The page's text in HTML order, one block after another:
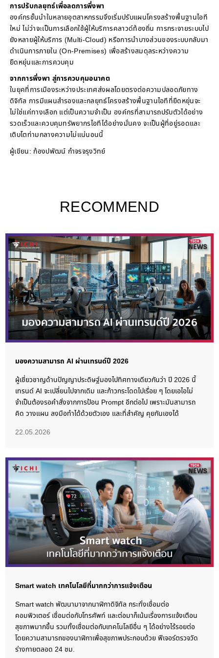
การปรับกลยุทธ์เพื่อลดการพึ่งพา
องค์กรชั้นนำในหลายอุตสาหกรรมจึงเริ่มปรับแผนโครงสร้างพื้นฐานไอที
ใหม่ ไม่ว่าจะเป็นการเลือกใช้ผู้ให้บริการคลาวด์ท้องถิ่น การกระจายระบบไป
ยังหลายผู้ให้บริการ (Multi-Cloud) หรือการนำบางส่วนของระบบกลับมา
ดำเนินการภายใน (On-Premises) เพื่อสร้างสมดุลระหว่างความ
ยืดหยุ่นและการควบคุม
จากการพึ่งพา สู่การควบคุมอนาคต
ในยุคที่การเมืองระหว่างประเทศส่งผลโดยตรงต่อความปลอดภัยทาง
ดิจิทัล การมีแผนสำรองและกลยุทธ์โครงสร้างพื้นฐานไอทีที่ยืดหยุ่นจะ
ไม่ใช่แค่ทางเลือก แต่เป็นความจำเป็น องค์กรที่สามารถปรับตัวได้อย่าง
รวดเร็วและควบคุมทรัพยากรไอทีได้อย่างมั่นคง จะเป็นผู้ที่อยู่รอดและ
เติบโตท่ามกลางความไม่แน่นอนนี้
ผู้เขียน: ก้องปพัฒน์ กำจรจรุงวิทย์
RECOMMEND
มองความสามารถ AI ผ่านเทรนด์ปี 2026
ผู้เชี่ยวชาญด้านปัญญาประดิษฐ์มองไปทิศทางเดียวกันว่า ปี 2026 นี้
เทรนด์ AI จะเปลี่ยนไปจากเดิม และก้าวกระโดดไปเรื่อย ๆ โดยเอไอไม่
จำเป็นต้องรอคำสั่งจากการป้อน Prompt อีกต่อไป เพราะมันสามารถ
คิด วางแผน ลงมือทำได้ด้วยตัวเอง และที่สำคัญ คุยกันเองได้
22.05.2026
Smart watch เทคโนโลยีที่มากกว่าการแจ้งเตือน
Smart watch พัฒนามาจากนาฬิกาดิจิทัล กระทั่งเชื่อมต่อ
คอมพิวเตอร์ เชื่อมต่อกับโทรศัพท์ และต่อมาก็เน้นเรื่องการแจ้งเตือน
สุขภาพมากขึ้น รวมทั้งเชื่อมต่อกับเทคโนโลยีอื่น ๆ ได้อย่างไร้รอยต่อ
โดยความสามารถของนาฬิกาเพื่อสุขภาพประกอบด้วย ฟีเจอร์ตรวจวัด
ร่างกายตลอด 24 ชม.